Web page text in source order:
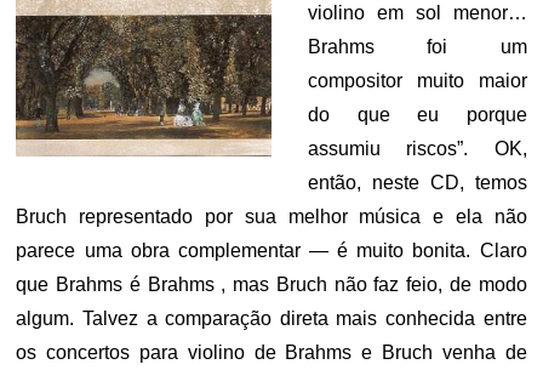
violino em sol menor…
Brahms foi um
compositor muito maior
do que eu porque
assumiu riscos”. OK,
então, neste CD, temos
Bruch representado por sua melhor música e ela não
parece uma obra complementar — é muito bonita. Claro
que Brahms é Brahms , mas Bruch não faz feio, de modo
algum. Talvez a comparação direta mais conhecida entre
os concertos para violino de Brahms e Bruch venha de